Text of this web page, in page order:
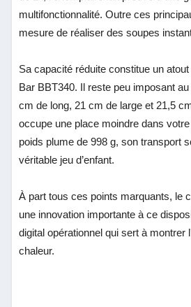
multifonctionnalité. Outre ces
mesure de réaliser des soupes
Sa capacité réduite constitue un
Bar BBT340. Il reste peu imposant
cm de long, 21 cm de large et 21,5
occupe une place moindre dans
poids plume de 998 g, son transport
véritable jeu d’enfant.
À part tous ces points marquants, le
une innovation importante à ce
digital opérationnel qui sert à montrer
chaleur.